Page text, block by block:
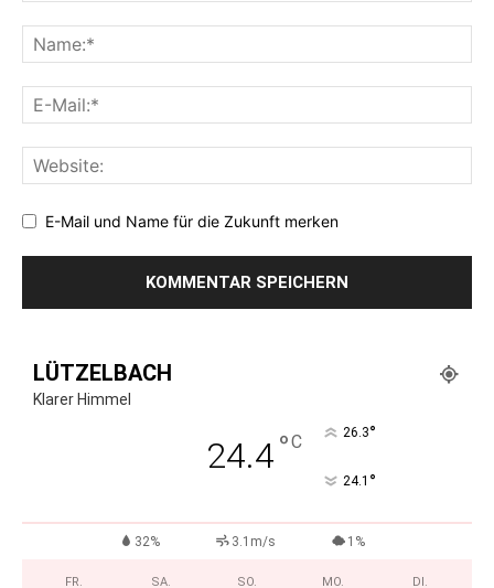
E-Mail und Name für die Zukunft merken
LÜTZELBACH
Klarer Himmel
24.4°C 26.3°
24.1 °
32% 3.1m/s 1%
FR. SA. SO. MO. DI.